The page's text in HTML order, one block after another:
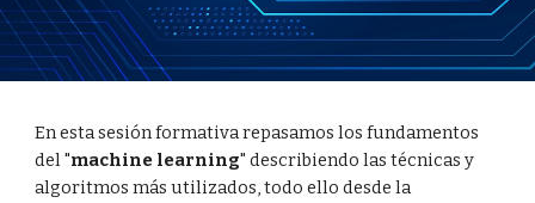
En esta sesión formativa repasamos los fundamentos
del "machine learning" describiendo las técnicas y
algoritmos más utilizados, todo ello desde la